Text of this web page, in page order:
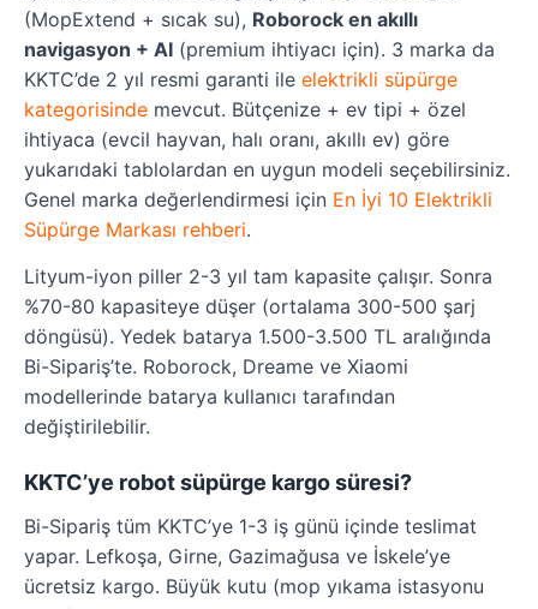
(MopExtend + sıcak su), Roborock en akıllı
navigasyon + AI (premium ihtiyacı için). 3 marka da
KKTC’de 2 yıl resmi garanti ile elektrikli süpürge
kategorisinde mevcut. Bütçenize + ev tipi + özel
ihtiyaca (evcil hayvan, halı oranı, akıllı ev) göre
yukarıdaki tablolardan en uygun modeli seçebilirsiniz.
Genel marka değerlendirmesi için En İyi 10 Elektrikli
Süpürge Markası rehberi.
Lityum-iyon piller 2-3 yıl tam kapasite çalışır. Sonra
%70-80 kapasiteye düşer (ortalama 300-500 şarj
döngüsü). Yedek batarya 1.500-3.500 TL aralığında
Bi-Sipariş’te. Roborock, Dreame ve Xiaomi
modellerinde batarya kullanıcı tarafından
değiştirilebilir.
KKTC’ye robot süpürge kargo süresi?
Bi-Sipariş tüm KKTC’ye 1-3 iş günü içinde teslimat
yapar. Lefkoşa, Girne, Gazimağusa ve İskele’ye
ücretsiz kargo. Büyük kutu (mop yıkama istasyonu